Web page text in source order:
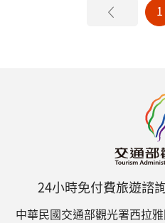
1
24小時免付費旅遊諮
中華民國交通部觀光署西拉